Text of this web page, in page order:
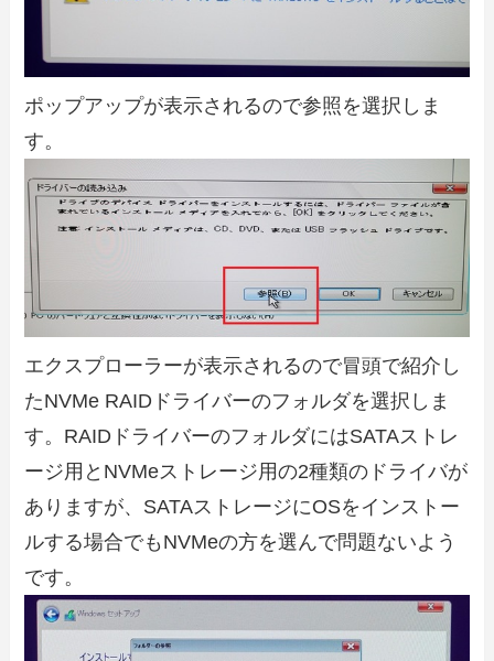
ポップアップが表示されるので参照を選択しま
す。
エクスプローラーが表示されるので冒頭で紹介し
たNVMe RAIDドライバーのフォルダを選択しま
す。RAIDドライバーのフォルダにはSATAストレ
ージ用とNVMeストレージ用の2種類のドライバが
ありますが、SATAストレージにOSをインストー
ルする場合でもNVMeの方を選んで問題ないよう
です。